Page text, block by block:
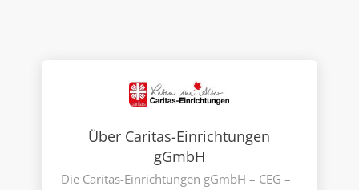
Über Caritas-Einrichtungen
gGmbH
Die Caritas-Einrichtungen gGmbH – CEG –